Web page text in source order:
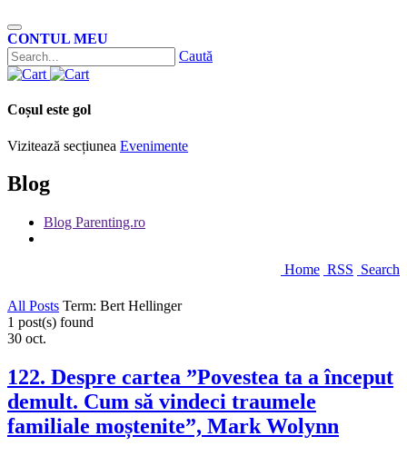
CONTUL MEU
Caută
Coșul este gol
Vizitează secțiunea Evenimente
Blog
Blog Parenting.ro
Home RSS Search
All Posts Term: Bert Hellinger
1 post(s) found
30 oct.
122. Despre cartea ”Povestea ta a început
demult. Cum să vindeci traumele
familiale moștenite”, Mark Wolynn